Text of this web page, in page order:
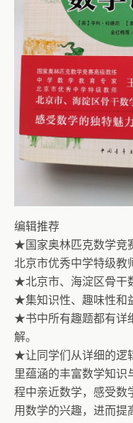
编辑推荐
★国家奥林匹克数学竞
北京市优秀中学特级
★北京市、海淀区骨干
★集知识性、趣味性和
★书中所有趣题都有详
解。
★让同学们从详细的逻
里蕴涵的丰富数学知识
程中亲近数学，感受数
用数学的兴趣，进而提